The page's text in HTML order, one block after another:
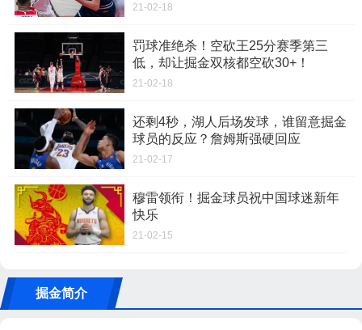
21-02-18
罚球准绝杀！空砍王25分赛季第三
低，却让掘金双核都空砍30+！
21-02-18
还剩4秒，湖人后场发球，谁留意掘金
球员的反应？詹姆斯强硬回应
21-02-17
穆雷领衔！掘金球员祝中国球迷新年
快乐
21-02-15
掘金简介